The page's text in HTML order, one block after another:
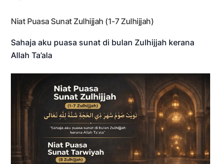
Niat Puasa Sunat Zulhijjah (1-7 Zulhijjah)
Sahaja aku puasa sunat di bulan Zulhijjah kerana
Allah Ta’ala